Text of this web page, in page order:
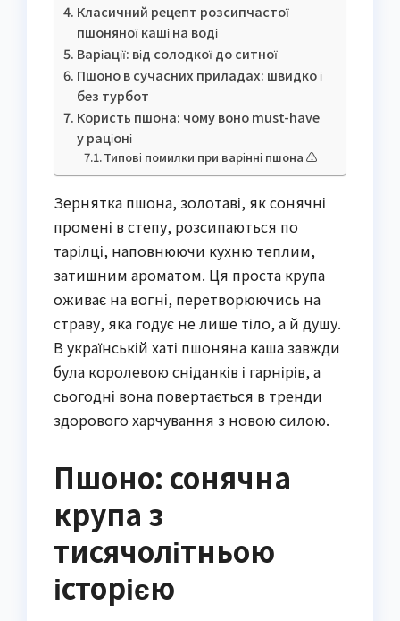
Класичний рецепт розсипчастої
пшоняної каші на воді
Варіації: від солодкої до ситної
Пшоно в сучасних приладах: швидко і
без турбот
Користь пшона: чому воно must-have
у раціоні
Типові помилки при варінні пшона ⚠️
Зернятка пшона, золотаві, як сонячні
промені в степу, розсипаються по
тарілці, наповнюючи кухню теплим,
затишним ароматом. Ця проста крупа
оживає на вогні, перетворюючись на
страву, яка годує не лише тіло, а й душу.
В українській хаті пшоняна каша завжди
була королевою сніданків і гарнірів, а
сьогодні вона повертається в тренди
здорового харчування з новою силою.
Пшоно: сонячна
крупа з
тисячолітньою
історією